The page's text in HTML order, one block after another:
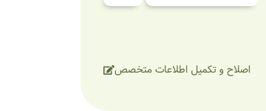
اصلاح و تکمیل اطلاعات متخصص